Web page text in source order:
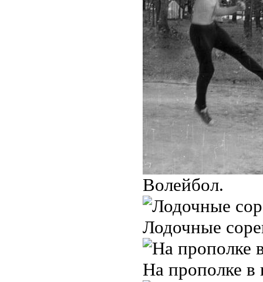
Волейбол.
Лодочные
На прополке в